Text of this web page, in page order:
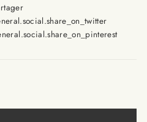
missing:
missing: